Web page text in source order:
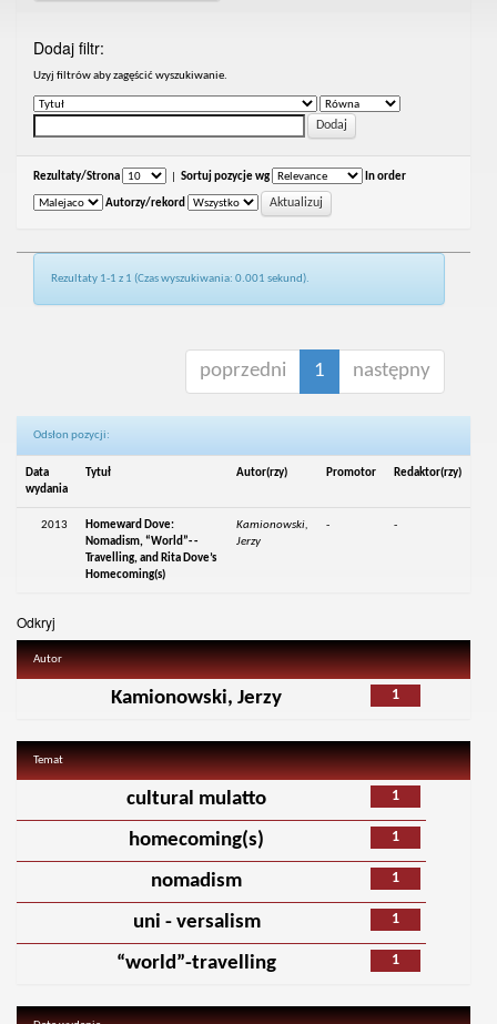
Dodaj filtr:
Uzyj filtrów aby zagęścić wyszukiwanie.
Rezultaty/Strona Sortuj pozycje wg In order
Autorzy/rekord
Rezultaty 1-1 z 1 (Czas wyszukiwania: 0.001 sekund).
poprzedni 1 następny
Odsłon pozycji:
Data
wydania
Tytuł Autor(rzy) Promotor Redaktor(rzy)
2013
Homeward Dove:
Nomadism, “World”- -
Travelling, and Rita Dove’s
Homecoming(s)
Kamionowski,
Jerzy
- -
Odkryj
Autor
1
Kamionowski, Jerzy
Temat
1
cultural mulatto
1
homecoming(s)
1
nomadism
1
uni - versalism
1
“world”-travelling